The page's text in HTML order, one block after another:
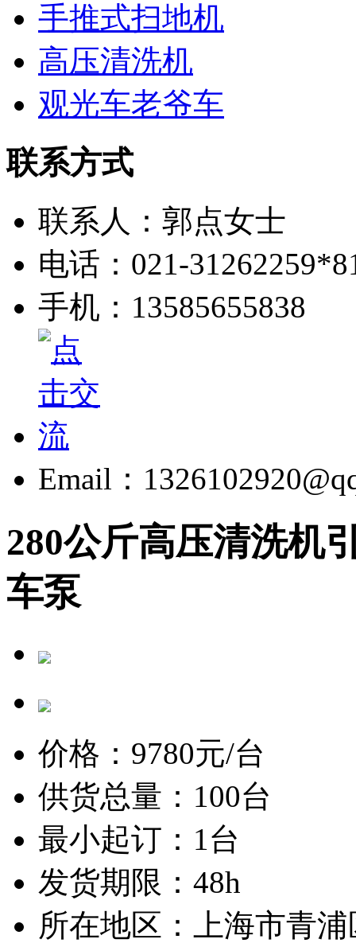
手推式扫地机
高压清洗机
观光车老爷车
联系方式
联系人：郭点女士
电话：021-
手机：13585655838
Email：
280公斤高压清洗机
车泵
价格： 9780元/台
供货总量：100台
最小起订：1台
发货期限：48h
所在地区：上海市青浦